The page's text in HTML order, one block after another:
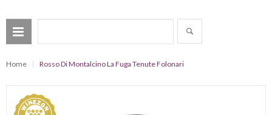
Home Rosso Di Montalcino La Fuga Tenute Folonari